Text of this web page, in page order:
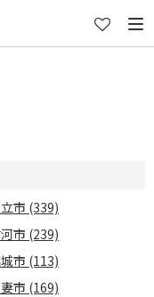
市 (339)
市 (239)
市 (113)
市 (169)